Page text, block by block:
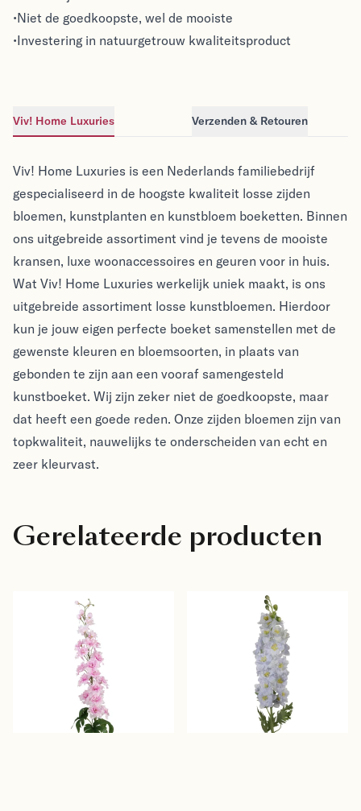
•Niet de goedkoopste, wel de mooiste
•Investering in natuurgetrouw kwaliteitsproduct
Viv! Home Luxuries Verzenden & Retouren
Viv! Home Luxuries
Viv! Home Luxuries
Viv! Home Luxuries is een Nederlands familiebedrijf
gespecialiseerd in de hoogste kwaliteit losse zijden
bloemen, kunstplanten en kunstbloem boeketten. Binnen
ons uitgebreide assortiment vind je tevens de mooiste
kransen, luxe woonaccessoires en geuren voor in huis.
Wat Viv! Home Luxuries werkelijk uniek maakt, is ons
uitgebreide assortiment losse kunstbloemen. Hierdoor
kun je jouw eigen perfecte boeket samenstellen met de
gewenste kleuren en bloemsoorten, in plaats van
gebonden te zijn aan een vooraf samengesteld
kunstboeket. Wij zijn zeker niet de goedkoopste, maar
dat heeft een goede reden. Onze zijden bloemen zijn van
topkwaliteit, nauwelijks te onderscheiden van echt en
zeer kleurvast.
Gerelateerde producten
Viv! Home Luxuries
Ridderspoor extra groot
- zijden bloem - licht
roze - 102cm
Viv! Home Luxuries
Viv! Home Luxuries
Ridderspoor extra groot
- zijden bloem -
lichtblauw - 106cm
Viv! Home Luxuries